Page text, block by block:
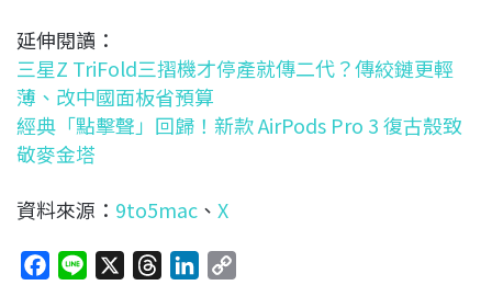
延伸閱讀：
三星Z TriFold三摺機才停產就傳二代？傳絞鏈更輕
薄、改中國面板省預算
經典「點擊聲」回歸！新款 AirPods Pro 3 復古殼致
敬麥金塔
資料來源： 9to5mac 、 X